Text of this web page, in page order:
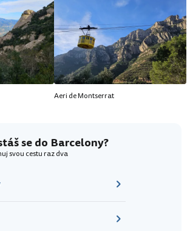
Aeri de Montserrat
se do Barcelony?
svou cestu raz dva